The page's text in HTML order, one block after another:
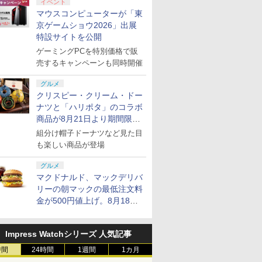
イベント
マウスコンピューターが「東
京ゲームショウ2026」出展
特設サイトを公開
ゲーミングPCを特別価格で販
売するキャンペーンも同時開催
グルメ
クリスピー・クリーム・ドー
ナツと「ハリポタ」のコラボ
商品が8月21日より期間限定
で発売
組分け帽子ドーナツなど見た目
も楽しい商品が登場
グルメ
マクドナルド、マックデリバ
リーの朝マックの最低注文料
金が500円値上げ。8月18日
Impress Watchシリーズ 人気記事
24時間 1週間 1カ月